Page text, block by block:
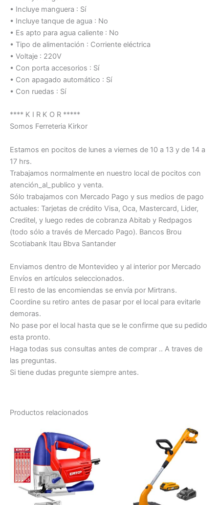
• Incluye manguera : Sí
• Incluye tanque de agua : No
• Es apto para agua caliente : No
• Tipo de alimentación : Corriente eléctrica
• Voltaje : 220V
• Con porta accesorios : Sí
• Con apagado automático : Sí
• Con ruedas : Sí
**** K I R K O R *****
Somos Ferreteria Kirkor
Estamos en pocitos de lunes a viernes de 10 a 13 y de 14 a
17 hrs.
Trabajamos normalmente en nuestro local de pocitos con
atención_al_publico y venta.
Sólo trabajamos con Mercado Pago y sus medios de pago
actuales: Tarjetas de crédito Visa, Oca, Mastercard, Lider,
Creditel, y luego redes de cobranza Abitab y Redpagos
(todo sólo a través de Mercado Pago). Bancos Brou
Scotiabank Itau Bbva Santander
Enviamos dentro de Montevideo y al interior por Mercado
Envíos en artículos seleccionados.
El resto de las encomiendas se envía por Mirtrans.
Coordine su retiro antes de pasar por el local para evitarle
demoras.
No pase por el local hasta que se le confirme que su pedido
esta pronto.
Haga todas sus consultas antes de comprar .. A traves de
las preguntas.
Si tiene dudas pregunte siempre antes.
Productos relacionados